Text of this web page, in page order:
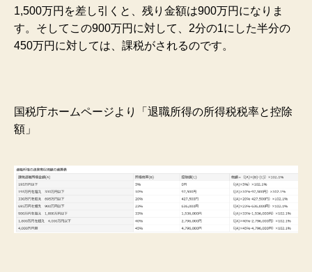
1,500万円を差し引くと、残り金額は900万円になりま
す。そしてこの900万円に対して、2分の1にした半分の
450万円に対しては、課税がされるのです。
国税庁ホームページより「退職所得の所得税税率と控除
額」